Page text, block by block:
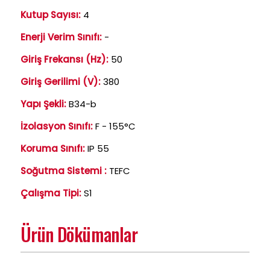
Kutup Sayısı: 4
Enerji Verim Sınıfı: -
Giriş Frekansı (Hz): 50
Giriş Gerilimi (V):380
Yapı Şekli:B34-b
İzolasyon Sınıfı:F - 155°C
Koruma Sınıfı:IP 55
Soğutma Sistemi : TEFC
Çalışma Tipi:S1
Ürün Dökümanlar